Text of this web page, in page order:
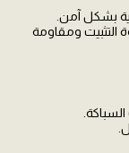
بشكل آمن.
ومقاومة